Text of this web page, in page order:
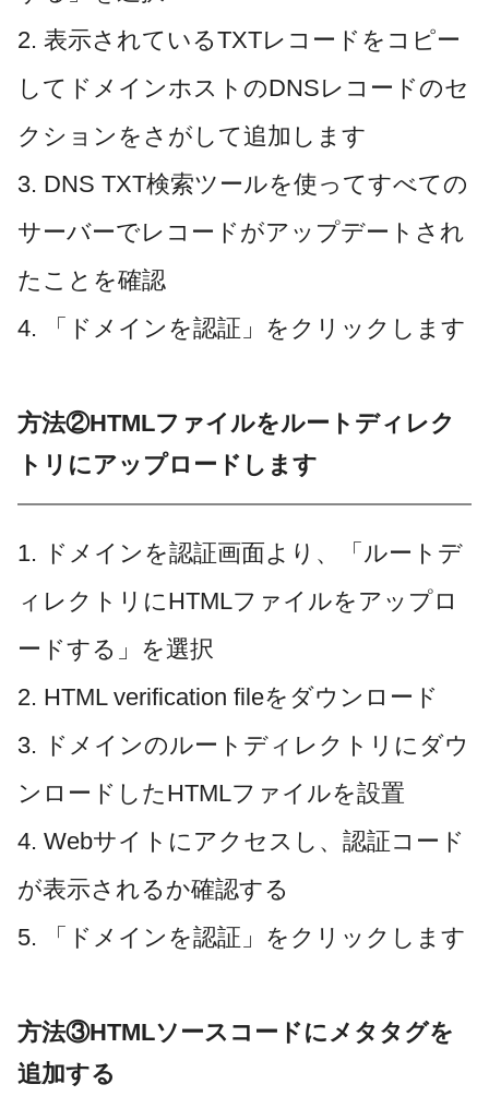
2. 表示されているTXTレコードをコピー
してドメインホストのDNSレコードのセ
クションをさがして追加します
3. DNS TXT検索ツールを使ってすべての
サーバーでレコードがアップデートされ
たことを確認
4. 「ドメインを認証」をクリックします
方法②HTMLファイルをルートディレク
トリにアップロードします
1. ドメインを認証画面より、「ルートデ
ィレクトリにHTMLファイルをアップロ
ードする」を選択
2. HTML verification fileをダウンロード
3. ドメインのルートディレクトリにダウ
ンロードしたHTMLファイルを設置
4. Webサイトにアクセスし、認証コード
が表示されるか確認する
5. 「ドメインを認証」をクリックします
方法③HTMLソースコードにメタタグを
追加する